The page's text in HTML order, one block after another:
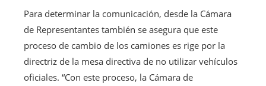
Para determinar la comunicación, desde la Cámara
de Representantes también se asegura que este
proceso de cambio de los camiones es rige por la
directriz de la mesa directiva de no utilizar vehículos
oficiales. “Con este proceso, la Cámara de